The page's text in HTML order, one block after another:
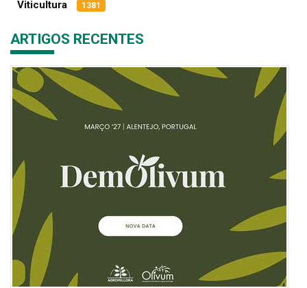
Viticultura 1381
ARTIGOS RECENTES